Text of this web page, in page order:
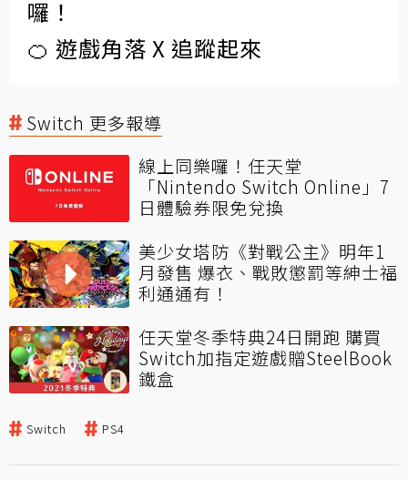
囉！
🍊 遊戲角落 X 追蹤起來
Switch 更多報導
線上同樂囉！任天堂
「Nintendo Switch Online」7
日體驗券限免兌換
美少女塔防《對戰公主》明年1
月發售 爆衣、戰敗懲罰等紳士福
利通通有！
任天堂冬季特典24日開跑 購買
Switch加指定遊戲贈SteelBook
鐵盒
Switch PS4